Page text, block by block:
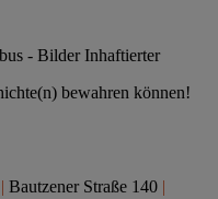
bewahren können!
| Bautzener Straße 140 |